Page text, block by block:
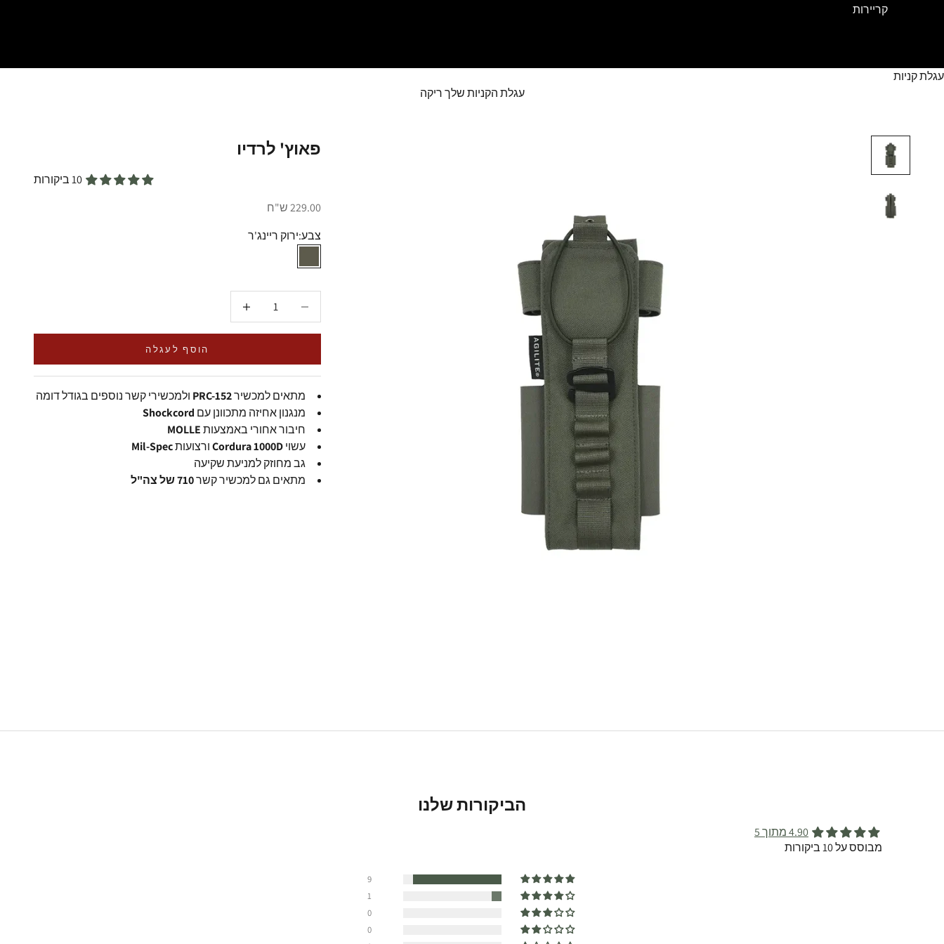
קריירות
עגלת קניות
עגלת הקניות שלך ריקה
פאוץ' לרדיו
10 ביקורות
מחיר מבצע
229.00 ש"ח
צבע:ירוק ריינג'ר
ירוק ריינג'ר
הוסף לעגלה
מתאים למכשירPRC-152 ולמכשירי קשר נוספים בגודל דומה
מנגנון אחיזה מתכוונן עם Shockcord
חיבור אחורי באמצעותMOLLE
עשויCordura 1000DורצועותMil-Spec
גב מחוזק למניעת שקיעה
מתאים גם למכשיר קשר710 של צה"ל
הביקורות שלנו
4.90 מתוך 5
מבוסס על 10 ביקורות
9
1
0
0